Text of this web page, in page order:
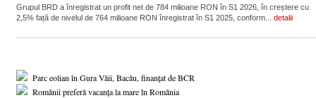
Grupul BRD a înregistrat un profit net de 784 milioane RON în S1 2026, în creștere cu
2,5% față de nivelul de 764 milioane RON înregistrat în S1 2025, conform... detalii
Parc eolian în Gura Văii, Bacău, finanțat de BCR
Românii preferă vacanța la mare în România